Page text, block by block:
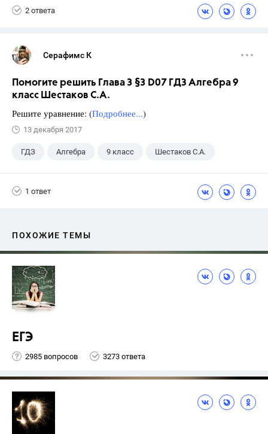
2 ответа
Серафимс К
Помогите решить Глава 3 §3 D07 ГДЗ Алгебра 9
класс Шестаков С.А.
Решите уравнение: (Подробнее...)
13 декабря 2017
ГДЗ Алгебра 9 класс Шестаков С.А.
1 ответ
ПОХОЖИЕ ТЕМЫ
ЕГЭ
2985 вопросов 3273 ответа